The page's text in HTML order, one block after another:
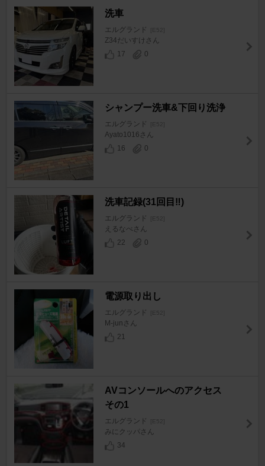
洗車
エルグランド [E52]
Z34だいすけさん
17
0
シャンプー洗車&下回り洗浄
エルグランド [E52]
Ayato1016さん
16
0
洗車記録(31回目‼️)
エルグランド [E52]
えるなべさん
22
0
電源取り出し
エルグランド [E52]
M-junさん
21
AVコンソールへのアクセス
その1
エルグランド [E52]
みにクッパさん
34